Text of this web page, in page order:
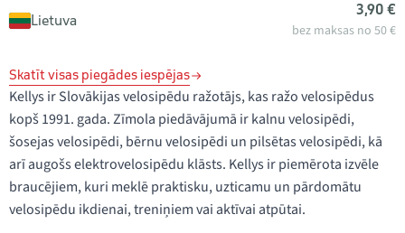
Lietuva
3,90 €
bez maksas no 50 €
Skatīt visas piegādes iespējas
Kellys ir Slovākijas velosipēdu ražotājs, kas ražo velosipēdus
kopš 1991. gada. Zīmola piedāvājumā ir kalnu velosipēdi,
šosejas velosipēdi, bērnu velosipēdi un pilsētas velosipēdi, kā
arī augošs elektrovelosipēdu klāsts. Kellys ir piemērota izvēle
braucējiem, kuri meklē praktisku, uzticamu un pārdomātu
velosipēdu ikdienai, treniņiem vai aktīvai atpūtai.